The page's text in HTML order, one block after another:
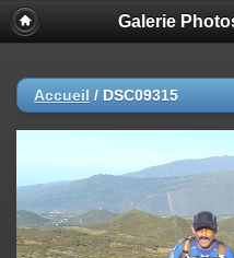
Galerie
Accueil / DSC09315